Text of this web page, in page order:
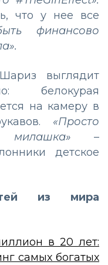
что у нее все
финансово
выглядит
белокурая
на камеру в
«Просто
милашка» –
детское
из мира
в 20 лет:
самых богатых